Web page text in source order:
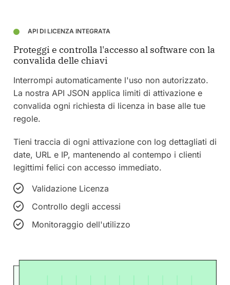
API DI LICENZA INTEGRATA
Proteggi e controlla l'accesso al software con la
convalida delle chiavi
Interrompi automaticamente l'uso non autorizzato.
La nostra API JSON applica limiti di attivazione e
convalida ogni richiesta di licenza in base alle tue
regole.
Tieni traccia di ogni attivazione con log dettagliati di
date, URL e IP, mantenendo al contempo i clienti
legittimi felici con accesso immediato.
Validazione Licenza
Controllo degli accessi
Monitoraggio dell'utilizzo